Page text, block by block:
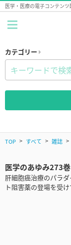
医学・医療の電子コンテン
カテゴリー
TOP すべて 雑誌
医学のあゆみ273巻
肝細胞癌治療のパラ
ト阻害薬の登場を受け